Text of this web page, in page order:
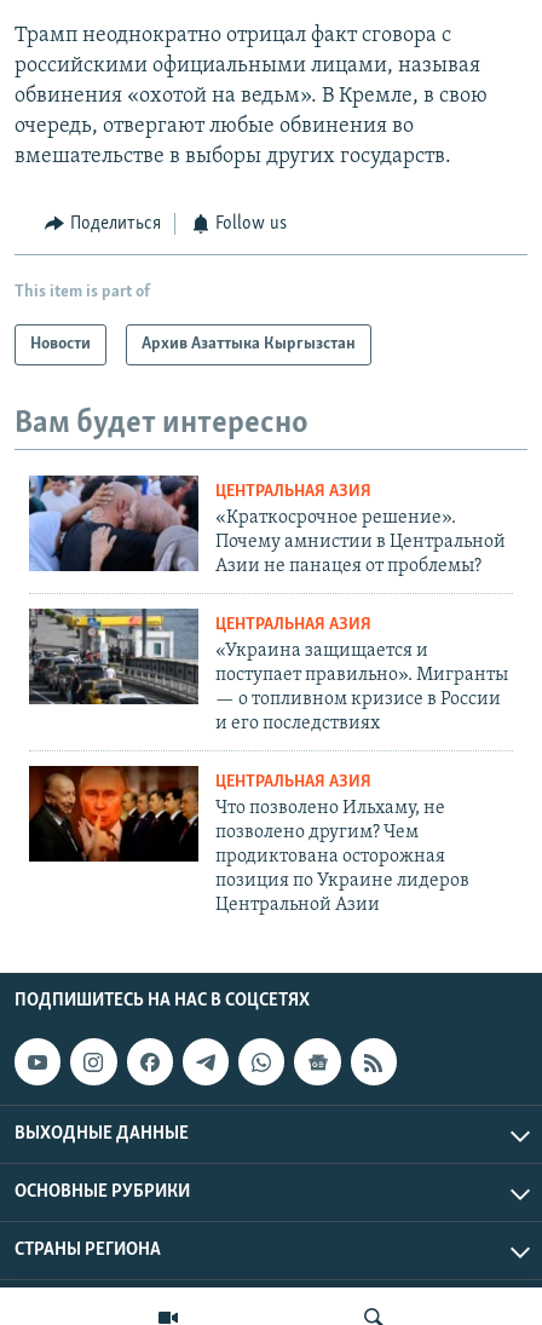
Трамп неоднократно отрицал факт сговора с
российскими официальными лицами, называя
обвинения «охотой на ведьм». В Кремле, в свою
очередь, отвергают любые обвинения во
вмешательстве в выборы других государств.
Поделиться Follow us
This item is part of
Новости Архив Азаттыка Кыргызстан
Вам будет интересно
ЦЕНТРАЛЬНАЯ АЗИЯ
«Краткосрочное решение».
Почему амнистии в Центральной
Азии не панацея от проблемы?
ЦЕНТРАЛЬНАЯ АЗИЯ
«Украина защищается и
поступает правильно». Мигранты
— о топливном кризисе в России
и его последствиях
ЦЕНТРАЛЬНАЯ АЗИЯ
Что позволено Ильхаму, не
позволено другим? Чем
продиктована осторожная
позиция по Украине лидеров
Центральной Азии
ПОДПИШИТЕСЬ НА НАС В СОЦСЕТЯХ
ВЫХОДНЫЕ ДАННЫЕ
ОСНОВНЫЕ РУБРИКИ
СТРАНЫ РЕГИОНА
Азаттык Азия © 2026 RFE/RL, Inc. | Все права защищены.